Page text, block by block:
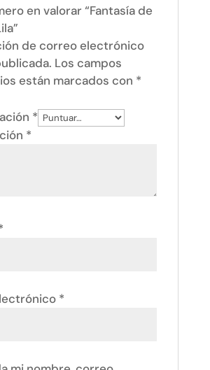
en valorar “Fantasía de
de correo electrónico
Los campos
están marcados con *
*
*
*